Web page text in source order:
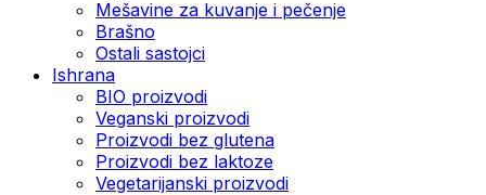
Mešavine za kuvanje i pečenje
Brašno
Ostali sastojci
Ishrana
BIO proizvodi
Veganski proizvodi
Proizvodi bez glutena
Proizvodi bez laktoze
Vegetarijanski proizvodi